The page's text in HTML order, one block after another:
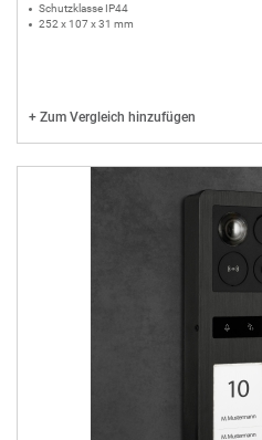
Schutzklasse IP44
252 x 107 x 31 mm
+ Zum Vergleich hinzufügen